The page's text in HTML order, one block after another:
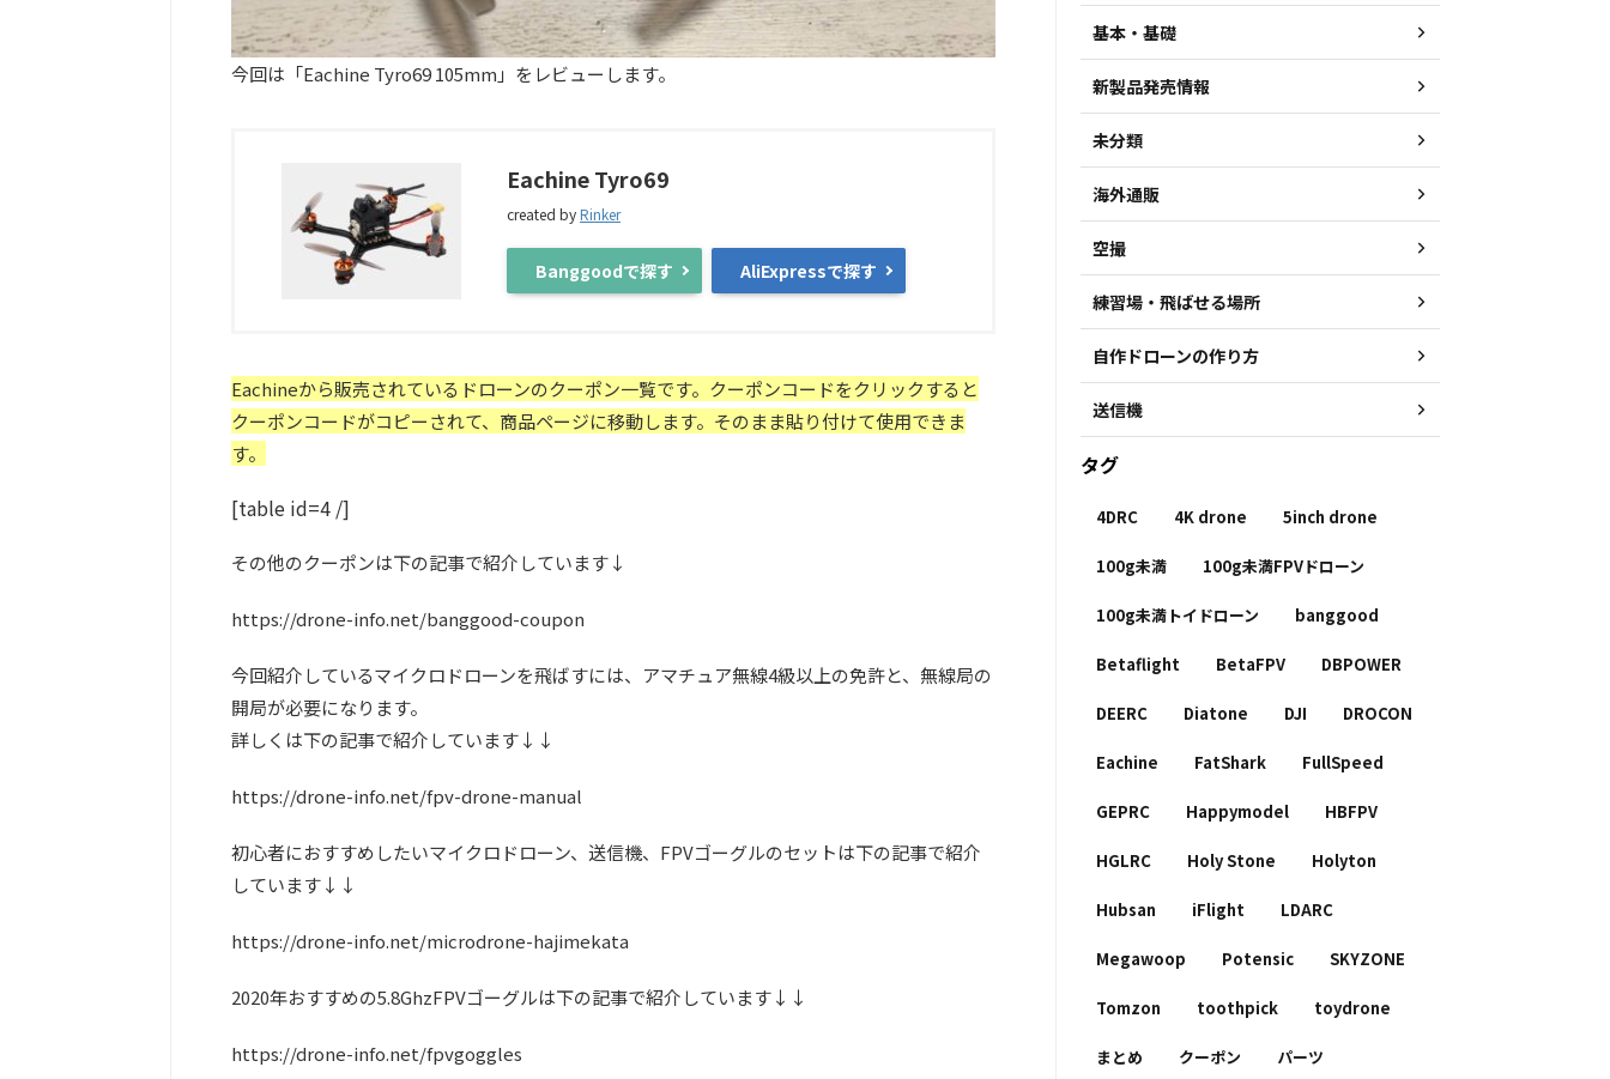
今回は「Eachine Tyro69 105mm」をレビューします。
Eachine Tyro69
created byRinker
Banggoodで探す AliExpressで探す
Eachineから販売されているドローンのクーポン一覧です。クーポンコードをクリックすると
クーポンコードがコピーされて、商品ページに移動します。そのまま貼り付けて使用できま
す。
[table id=4 /]
その他のクーポンは下の記事で紹介しています↓
https://drone-info.net/banggood-coupon
今回紹介しているマイクロドローンを飛ばすには、アマチュア無線4級以上の免許と、無線局の
開局が必要になります。
詳しくは下の記事で紹介しています↓↓
https://drone-info.net/fpv-drone-manual
初心者におすすめしたいマイクロドローン、送信機、FPVゴーグルのセットは下の記事で紹介
しています↓↓
https://drone-info.net/microdrone-hajimekata
2020年おすすめの5.8GhzFPVゴーグルは下の記事で紹介しています↓↓
https://drone-info.net/fpvgoggles
基本・基礎
新製品発売情報
未分類
海外通販
空撮
練習場・飛ばせる場所
自作ドローンの作り方
送信機
タグ
4DRC 4K drone 5inch drone
100g未満 100g未満FPVドローン
100g未満トイドローン banggood
Betaflight BetaFPV DBPOWER
DEERC Diatone DJI DROCON
Eachine FatShark FullSpeed
GEPRC Happymodel HBFPV
HGLRC Holy Stone Holyton
Hubsan iFlight LDARC
Megawoop Potensic SKYZONE
Tomzon toothpick toydrone
まとめ クーポン パーツ